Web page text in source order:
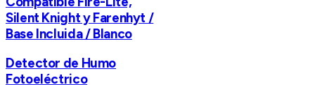
Silent Knight y Farenhyt /
Base Incluida / Blanco
Detector de Humo
Fotoeléctrico